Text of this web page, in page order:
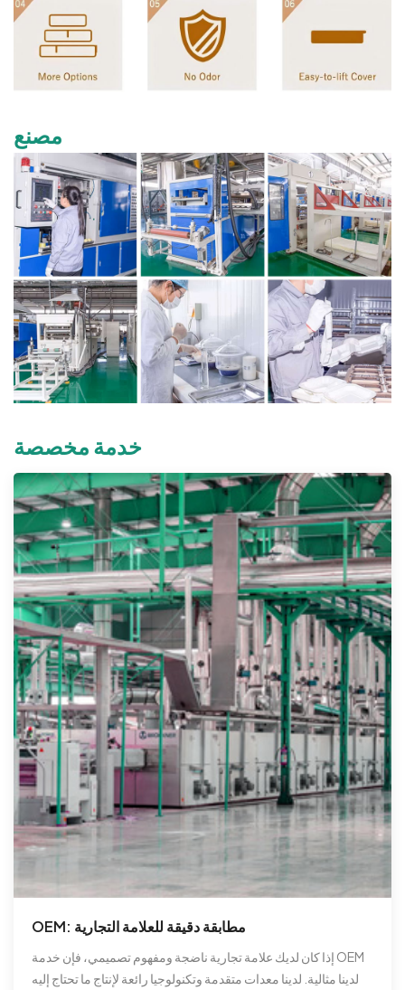
مصنع
خدمة مخصصة
OEM: مطابقة دقيقة للعلامة التجارية
إذا كان لديك علامة تجارية ناضجة ومفهوم تصميمي، فإن خدمة OEM
لدينا مثالية. لدينا معدات متقدمة وتكنولوجيا رائعة لإنتاج ما تحتاج إليه